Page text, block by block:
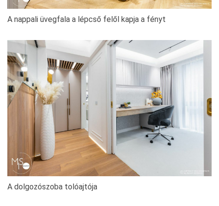
A nappali üvegfala a lépcső felől kapja a fényt
A dolgozószoba tolóajtója